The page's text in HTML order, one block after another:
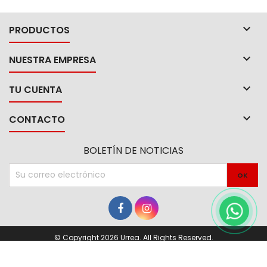
PRODUCTOS 
NUESTRA EMPRESA 
TU CUENTA 
CONTACTO 
BOLETÍN DE NOTICIAS
© Copyright 2026 Urrea. All Rights Reserved.